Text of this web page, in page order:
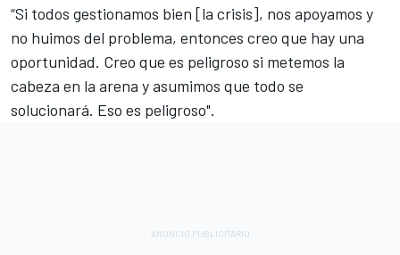
“Si todos gestionamos bien [la crisis], nos apoyamos y
no huimos del problema, entonces creo que hay una
oportunidad. Creo que es peligroso si metemos la
cabeza en la arena y asumimos que todo se
solucionará. Eso es peligroso".